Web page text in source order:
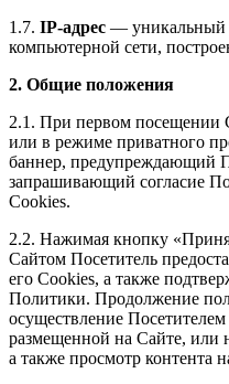
1.7. IP-адрес — уникальный
компьютерной сети,
2. Общие положения
2.1. При первом посещении
или в режиме приватного
баннер, предупреждающий
запрашивающий согласие
Сookies.
2.2. Нажимая кнопку
Сайтом Посетитель
его Сookies, а также
Политики. Продолжение
осуществление
размещенной на Сайте, или
а также просмотр контента